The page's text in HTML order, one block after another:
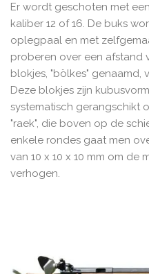
Er wordt geschoten met
kaliber 12 of 16. De buks
oplegpaal en met
proberen over een afstand
blokjes, "bölkes" genaamd,
Deze blokjes zijn
systematisch gerangschikt
"raek", die boven op de
enkele rondes gaat men
van 10 x 10 x 10 mm om de
verhogen.